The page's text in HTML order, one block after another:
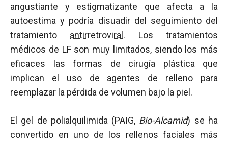
angustiante y estigmatizante que afecta a la
autoestima y podría disuadir del seguimiento del
tratamiento antirretroviral . Los tratamientos
médicos de LF son muy limitados, siendo los más
eficaces las formas de cirugía plástica que
implican el uso de agentes de relleno para
reemplazar la pérdida de volumen bajo la piel.
El gel de polialquilimida (PAIG, Bio-Alcamid) se ha
convertido en uno de los rellenos faciales más